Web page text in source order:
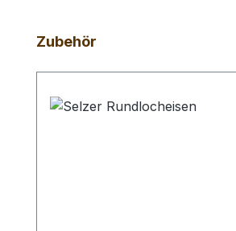
Produktgalerie überspringen
Zubehör